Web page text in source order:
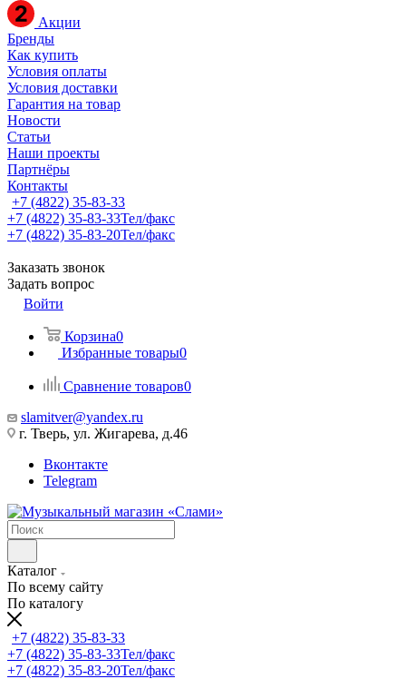
Акции
Бренды
Как купить
Условия оплаты
Условия доставки
Гарантия на товар
Новости
Статьи
Наши проекты
Партнёры
Контакты
+7 (4822) 35-83-33
+7 (4822) 35-83-33Тел/факс
+7 (4822) 35-83-20Тел/факс
Заказать звонок
Задать вопрос
Войти
Корзина0
Избранные товары0
Сравнение товаров0
slamitver@yandex.ru
г. Тверь, ул. Жигарева, д.46
Вконтакте
Telegram
Каталог
По всему сайту
По каталогу
+7 (4822) 35-83-33
+7 (4822) 35-83-33Тел/факс
+7 (4822) 35-83-20Тел/факс